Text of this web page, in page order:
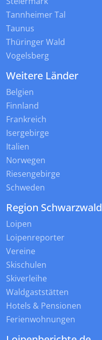
Tannheimer Tal
Taunus
Thüringer Wald
Vogelsberg
Weitere Länder
Belgien
Finnland
Frankreich
Isergebirge
Italien
Norwegen
Riesengebirge
Schweden
Region Schwarzwald
Loipen
Loipenreporter
Vereine
Skischulen
Skiverleihe
Waldgaststätten
Hotels & Pensionen
Ferienwohnungen